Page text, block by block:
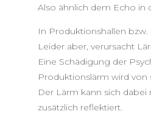
Also ähnlich dem Echo in
In Produktionshallen
Leider aber, verursacht
Eine Schädigung der
Produktionslärm wird
Der Lärm kann sich
zusätzlich reflektiert.